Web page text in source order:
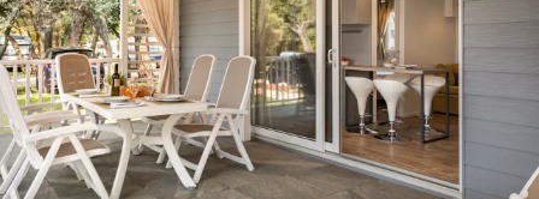
Haustiere sind erlaubt (gegen Aufpreis)
Endreinigung, Bettwäsche, Handtücher und
Geschirrtücher sind im Preis inbegriffen
Überdachte Terrasse mit Sitzgarnitur für 4
Personen